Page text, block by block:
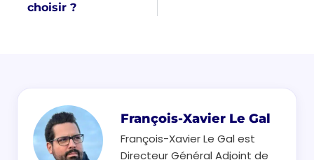
choisir ?
François-Xavier Le Gal
François-Xavier Le Gal est
Directeur Général Adjoint de